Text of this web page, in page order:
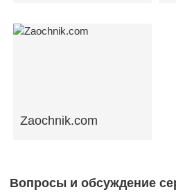
Zaochnik.com
Вопросы и обсуждение